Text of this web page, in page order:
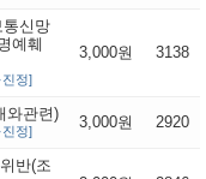
통신망
예훼
진정]
3,000원 3138
와관련)
진정] 3,000원 2920
반(조